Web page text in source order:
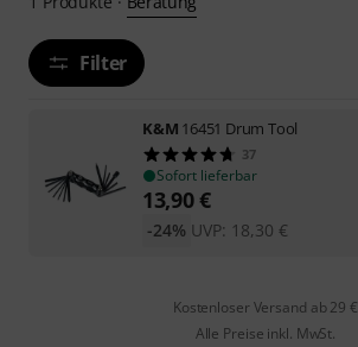
Filter
K&M 16451 Drum Tool
37
Sofort lieferbar
13,90€
UVP: 18,30 €
-24%
Kostenloser Versand ab 29 €
Alle Preise inkl. MwSt.